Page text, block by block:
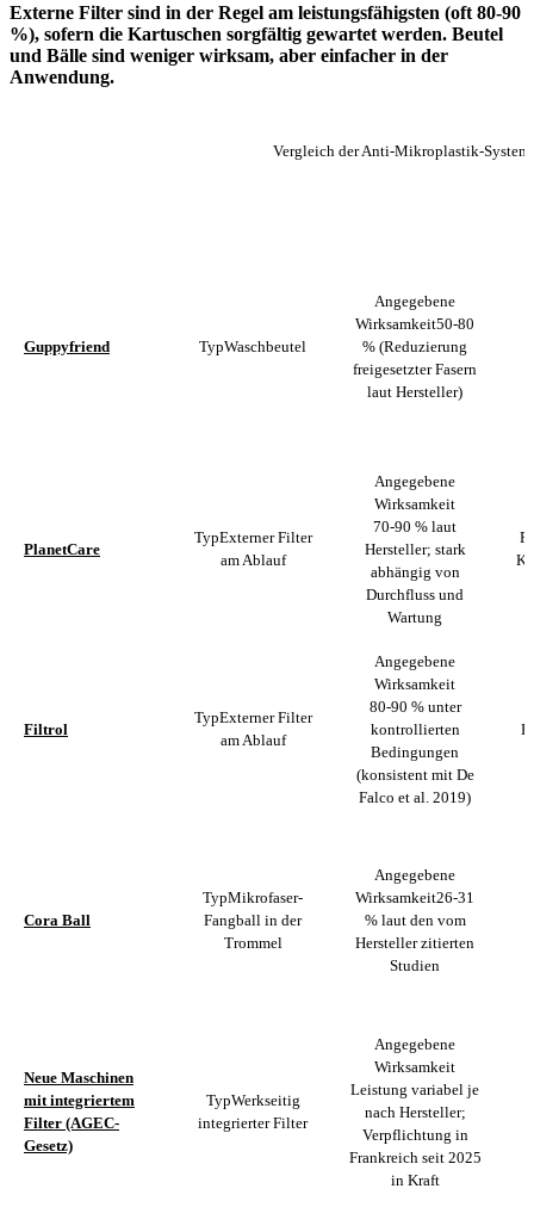
Externe Filter sind in der Regel am leistungsfähigsten (oft 80-90
%), sofern die Kartuschen sorgfältig gewartet werden. Beutel
und Bälle sind weniger wirksam, aber einfacher in der
Anwendung.
Vergleich der Anti-Mikroplastik-
Guppyfriend TypWaschbeutel
Angegebene
Wirksamkeit50-80
% (Reduzierung
freigesetzter Fasern
laut Hersteller)
PlanetCare
TypExterner Filter
am Ablauf
Angegebene
Wirksamkeit
70-90 % laut
Hersteller; stark
abhängig von
Durchfluss und
Wartung
Filtrol
TypExterner Filter
am Ablauf
Angegebene
Wirksamkeit
80-90 % unter
kontrollierten
Bedingungen
(konsistent mit De
Falco et al. 2019)
Cora Ball
TypMikrofaser-
Fangball in der
Trommel
Angegebene
Wirksamkeit26-31
% laut den vom
Hersteller zitierten
Studien
Neue Maschinen
mit integriertem
Filter (AGEC-
Gesetz)
TypWerkseitig
integrierter Filter
Angegebene
Wirksamkeit
Leistung variabel je
nach Hersteller;
Verpflichtung in
Frankreich seit 2025
in Kraft